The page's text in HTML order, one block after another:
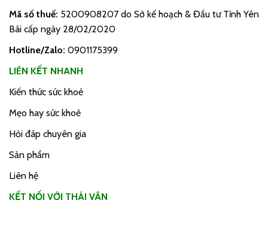
Mã số thuế: 5200908207 do Sở kế hoạch & Đầu tư Tỉnh Yên
Bái cấp ngày 28/02/2020
Hotline/Zalo: 0901175399
LIÊN KẾT NHANH
Kiến thức sức khoẻ
Mẹo hay sức khoẻ
Hỏi đáp chuyên gia
Sản phẩm
Liên hệ
KẾT NỐI VỚI THÁI VÂN